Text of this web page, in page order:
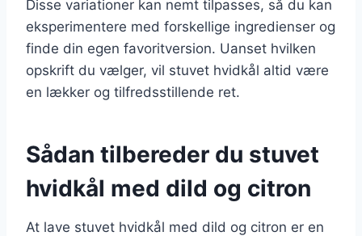
Disse variationer kan nemt tilpasses, så du kan
eksperimentere med forskellige ingredienser og
finde din egen favoritversion. Uanset hvilken
opskrift du vælger, vil stuvet hvidkål altid være
en lækker og tilfredsstillende ret.
Sådan tilbereder du stuvet
hvidkål med dild og citron
At lave stuvet hvidkål med dild og citron er en